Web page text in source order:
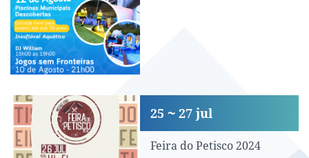
Feira do Petisco 2024
Feira do Petisco 2024
25 27 jul